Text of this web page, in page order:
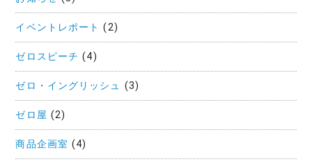
イベントレポート (2)
ゼロスピーチ (4)
ゼロ・イングリッシュ (3)
ゼロ屋 (2)
商品企画室 (4)